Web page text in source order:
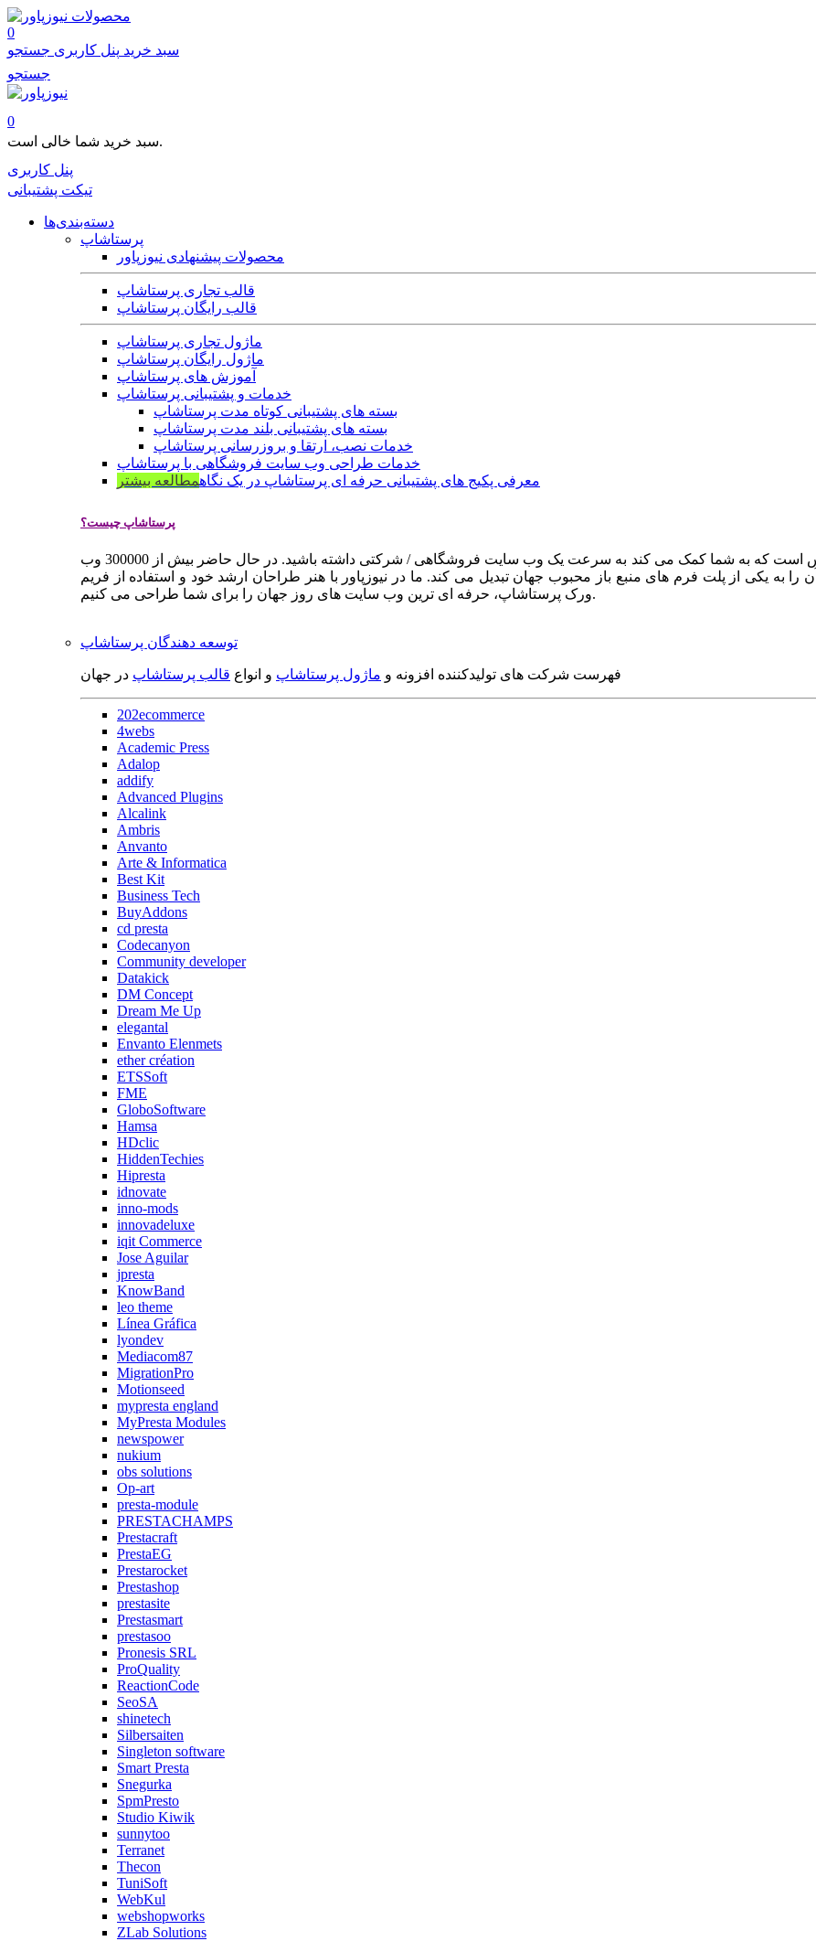
محصولات
0
سبد خرید پنل کاربری جستجو
جستجو
0
سبد خرید شما خالی است.
پنل کاربری
تیکت پشتیبانی
دسته‌بندی‌ها
پرستاشاپ
محصولات پیشنهادی نیوزپاور
قالب تجاری پرستاشاپ
قالب رایگان پرستاشاپ
ماژول تجاری پرستاشاپ
ماژول رایگان پرستاشاپ
آموزش های پرستاشاپ
خدمات و پشتیبانی پرستاشاپ
بسته های پشتیبانی کوتاه مدت پرستاشاپ
بسته های پشتیبانی بلند مدت پرستاشاپ
خدمات نصب، ارتقا و بروزرسانی پرستاشاپ
خدمات طراحی وب سایت فروشگاهی با پرستاشاپ
معرفی پکیج های پشتیبانی حرفه ای پرستاشاپ در یک نگاهمطالعه بیشتر
پرستاشاپ چیست؟
پرستاشاپ یک سیستم مدیریت وب سایت / فروشگاه آنلاین اپن سورس است که به شما کمک می کند به سرعت یک وب سایت فروشگاهی / شرکتی داشته باشید. در حال حاضر بیش از 300000 وب
به یکی از پلت فرم های منبع باز محبوب جهان تبدیل می کند. ما در نیوزپاور با هنر طراحان ارشد خود و استفاده از فریم
ورک پرستاشاپ، حرفه ای ترین وب سایت های روز جهان را برای شما طراحی می کنیم.
توسعه دهندگان پرستاشاپ
فهرست شرکت های تولیدکننده افزونه و ماژول پرستاشاپ و انواع قالب پرستاشاپ در جهان
202ecommerce
4webs
Academic Press
Adalop
addify
Advanced Plugins
Alcalink
Ambris
Anvanto
Arte & Informatica
Best Kit
Business Tech
BuyAddons
cd presta
Codecanyon
Community developer
Datakick
DM Concept
Dream Me Up
elegantal
Envanto Elenmets
ether création
ETSSoft
FME
GloboSoftware
Hamsa
HDclic
HiddenTechies
Hipresta
idnovate
inno-mods
innovadeluxe
iqit Commerce
Jose Aguilar
jpresta
KnowBand
leo theme
Línea Gráfica
lyondev
Mediacom87
MigrationPro
Motionseed
mypresta england
MyPresta Modules
newspower
nukium
obs solutions
Op-art
presta-module
PRESTACHAMPS
Prestacraft
PrestaEG
Prestarocket
Prestashop
prestasite
Prestasmart
prestasoo
Pronesis SRL
ProQuality
ReactionCode
SeoSA
shinetech
Silbersaiten
Singleton software
Smart Presta
Snegurka
SpmPresto
Studio Kiwik
sunnytoo
Terranet
Thecon
TuniSoft
WebKul
webshopworks
ZLab Solutions